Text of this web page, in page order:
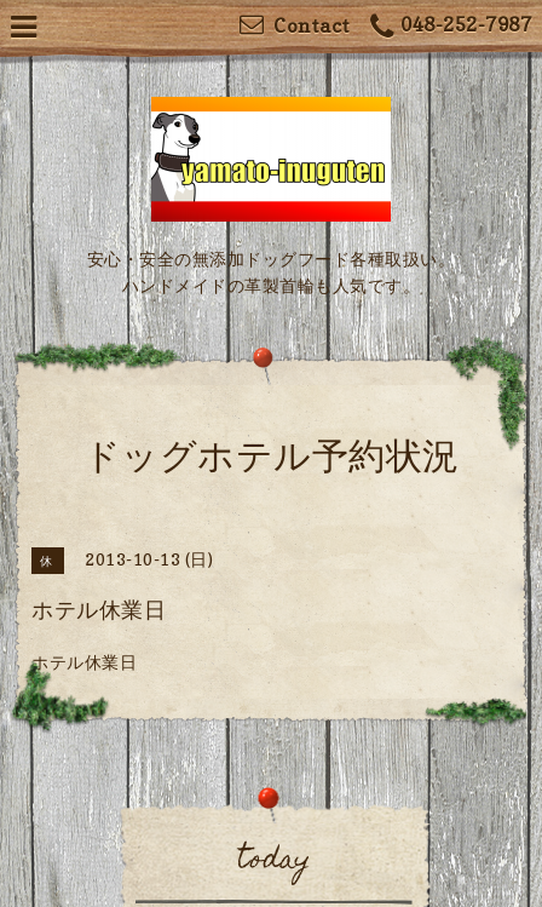
048-252-7987
Contact
安心・安全の無添加ドッグフード各種取扱い。
ハンドメイドの革製首輪も人気です。
ドッグホテル予約状況
休 2013-10-13 (日)
ホテル休業日
ホテル休業日
today